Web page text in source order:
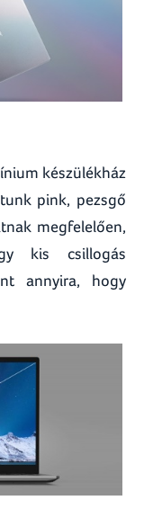
készülékház
pink, pezsgő
megfelelően,
kis csillogás
annyira, hogy